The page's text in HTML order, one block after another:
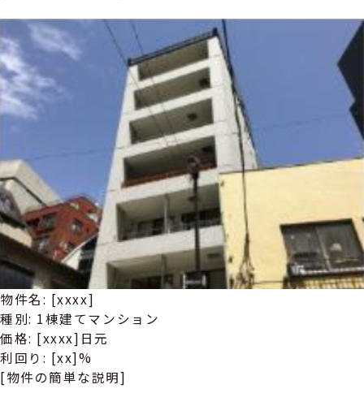
物件名: [xxxx]
種別: 1棟建てマンション
価格: [xxxx]日元
利回り: [xx]%
[物件の簡単な説明]